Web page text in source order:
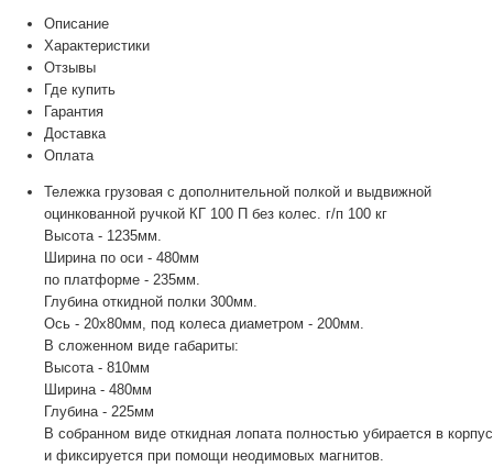
Описание
Характеристики
Отзывы
Где купить
Гарантия
Доставка
Оплата
Тележка грузовая с дополнительной полкой и выдвижной
оцинкованной ручкой КГ 100 П без колес. г/п 100 кг
Высота - 1235мм.
Ширина по оси - 480мм
по платформе - 235мм.
Глубина откидной полки 300мм.
Ось - 20х80мм, под колеса диаметром - 200мм.
В сложенном виде габариты:
Высота - 810мм
Ширина - 480мм
Глубина - 225мм
В собранном виде откидная лопата полностью убирается в корпус
и фиксируется при помощи неодимовых магнитов.